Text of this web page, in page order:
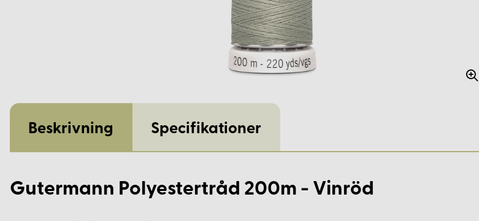
Beskrivning Specifikationer
Gutermann Polyestertråd 200m - Vinröd